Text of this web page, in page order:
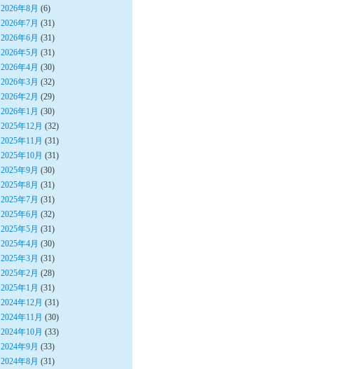
2026年8月 (6)
2026年7月 (31)
2026年6月 (31)
2026年5月 (31)
2026年4月 (30)
2026年3月 (32)
2026年2月 (29)
2026年1月 (30)
2025年12月 (32)
2025年11月 (31)
2025年10月 (31)
2025年9月 (30)
2025年8月 (31)
2025年7月 (31)
2025年6月 (32)
2025年5月 (31)
2025年4月 (30)
2025年3月 (31)
2025年2月 (28)
2025年1月 (31)
2024年12月 (31)
2024年11月 (30)
2024年10月 (33)
2024年9月 (33)
2024年8月 (31)